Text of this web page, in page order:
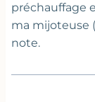
préchauffage
ma mijoteuse
note.